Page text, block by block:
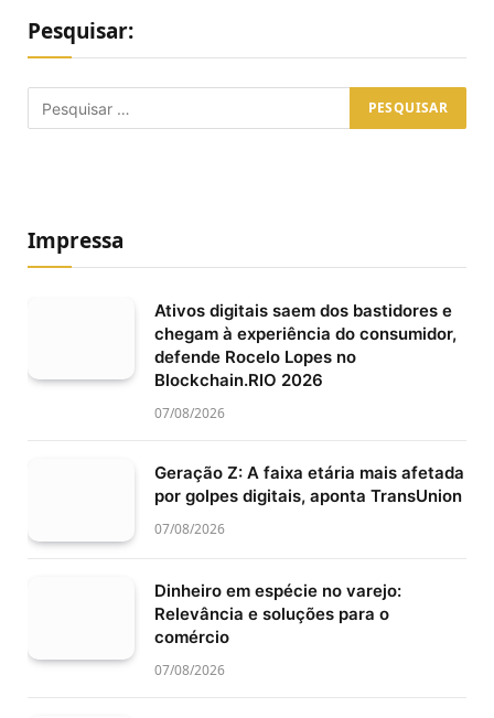
Pesquisar:
Impressa
Ativos digitais saem dos bastidores e
chegam à experiência do consumidor,
defende Rocelo Lopes no
Blockchain.RIO 2026
07/08/2026
Geração Z: A faixa etária mais afetada
por golpes digitais, aponta TransUnion
07/08/2026
Dinheiro em espécie no varejo:
Relevância e soluções para o
comércio
07/08/2026